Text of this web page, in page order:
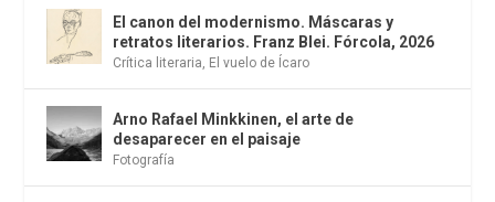
El canon del modernismo. Máscaras y
retratos literarios. Franz Blei. Fórcola, 2026
Crítica literaria El vuelo de Ícaro
Arno Rafael Minkkinen, el arte de
desaparecer en el paisaje
Fotografía